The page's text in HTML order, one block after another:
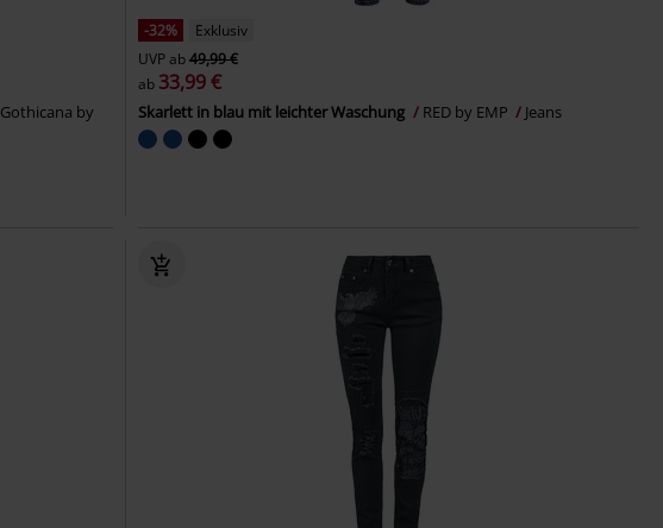
Gothicana by
-32%
Exklusiv
UVPab49,99 €
ab 33,99 €
Skarlett in blau mit leichter Waschung RED by EMP Jeans